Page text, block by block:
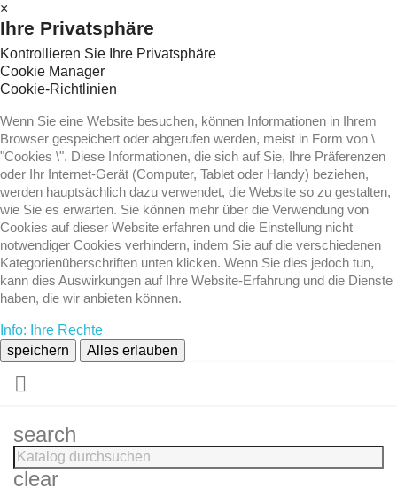
×
Ihre Privatsphäre
Kontrollieren Sie Ihre Privatsphäre
Cookie Manager
Cookie-Richtlinien
Wenn Sie eine Website besuchen, können Informationen in Ihrem
Browser gespeichert oder abgerufen werden, meist in Form von \
"Cookies \". Diese Informationen, die sich auf Sie, Ihre Präferenzen
oder Ihr Internet-Gerät (Computer, Tablet oder Handy) beziehen,
werden hauptsächlich dazu verwendet, die Website so zu gestalten,
wie Sie es erwarten. Sie können mehr über die Verwendung von
Cookies auf dieser Website erfahren und die Einstellung nicht
notwendiger Cookies verhindern, indem Sie auf die verschiedenen
Kategorienüberschriften unten klicken. Wenn Sie dies jedoch tun,
kann dies Auswirkungen auf Ihre Website-Erfahrung und die Dienste
haben, die wir anbieten können.
Info: Ihre Rechte
speichern
Alles erlauben

search
clear